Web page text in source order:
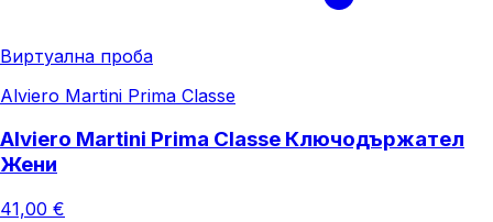
Виртуална проба
Alviero Martini Prima Classe
Alviero Martini Prima Classe Ключодържател
Жени
41,00 €